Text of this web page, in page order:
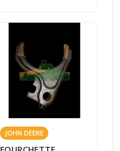
JOHN DEERE